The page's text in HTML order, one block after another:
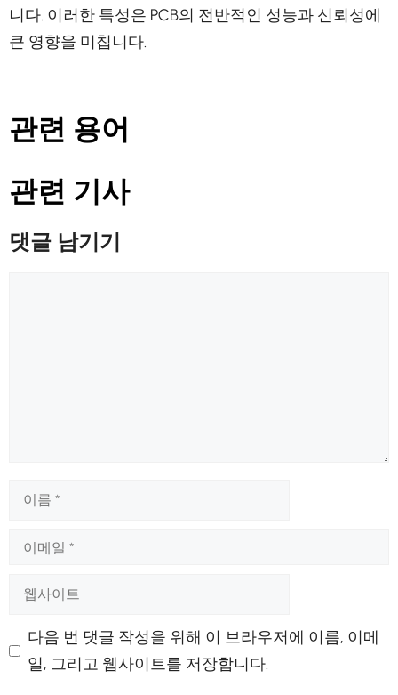
니다. 이러한 특성은 PCB의 전반적인 성능과 신뢰성에
큰 영향을 미칩니다.
관련 용어
관련 기사
댓글 남기기
트
다음 번 댓글 작성을 위해 이 브라우저에 이름, 이메
일, 그리고 웹사이트를 저장합니다.